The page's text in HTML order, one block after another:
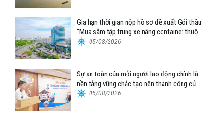
Gia hạn thời gian nộp hồ sơ đề xuất Gói thầu
“Mua sắm tập trung xe nâng container thuộc
Tổng công ty Hàng hải Việt Nam – CTCP”
05/08/2026
Sự an toàn của mỗi người lao động chính là
nền tảng vững chắc tạo nên thành công của
Cảng Đà Nẵng
05/08/2026